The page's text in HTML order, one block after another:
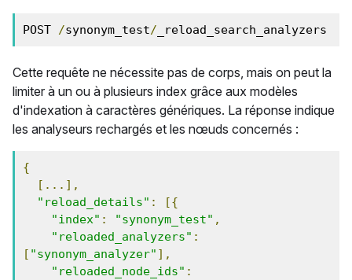
POST /synonym_test/ _reload_search_analyzers
Cette requête ne nécessite pas de corps, mais on peut la
limiter à un ou à plusieurs index grâce aux modèles
d'indexation à caractères génériques. La réponse indique
les analyseurs rechargés et les nœuds concernés :
{
[...],
"reload_details" :
[{
"index" : "synonym_test" ,
"reloaded_analyzers" :
[ "synonym_analyzer" ],
"reloaded_node_ids" :